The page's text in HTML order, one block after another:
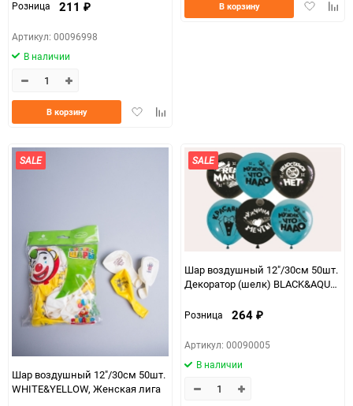
Розница 211 ₽
Артикул: 00096998
В наличии
ДобавитьДобавить
В корзину
Добавить
В корзину
SALE
Шар воздушный 12"/30см 50шт.
WHITE&YELLOW, Женская лига
SALE
Шар воздушный 12"/30см 50шт.
Декоратор (шелк) BLACK&AQUA
Розница 264 ₽
Артикул: 00090005
В наличии